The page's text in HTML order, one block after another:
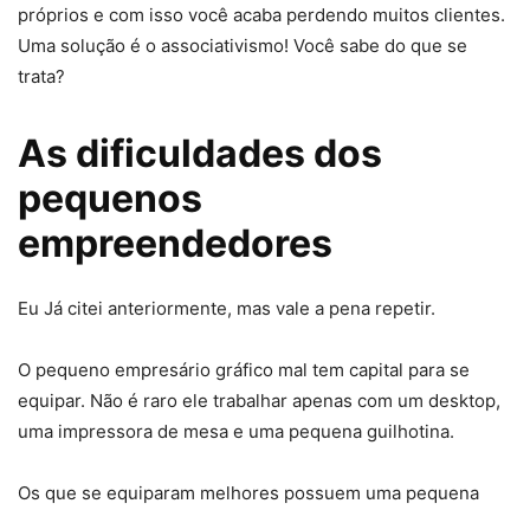
próprios e com isso você acaba perdendo muitos clientes.
Uma solução é o associativismo! Você sabe do que se
trata?
As dificuldades dos
pequenos
empreendedores
Eu Já citei anteriormente, mas vale a pena repetir.
O pequeno empresário gráfico mal tem capital para se
equipar. Não é raro ele trabalhar apenas com um desktop,
uma impressora de mesa e uma pequena guilhotina.
Os que se equiparam melhores possuem uma pequena